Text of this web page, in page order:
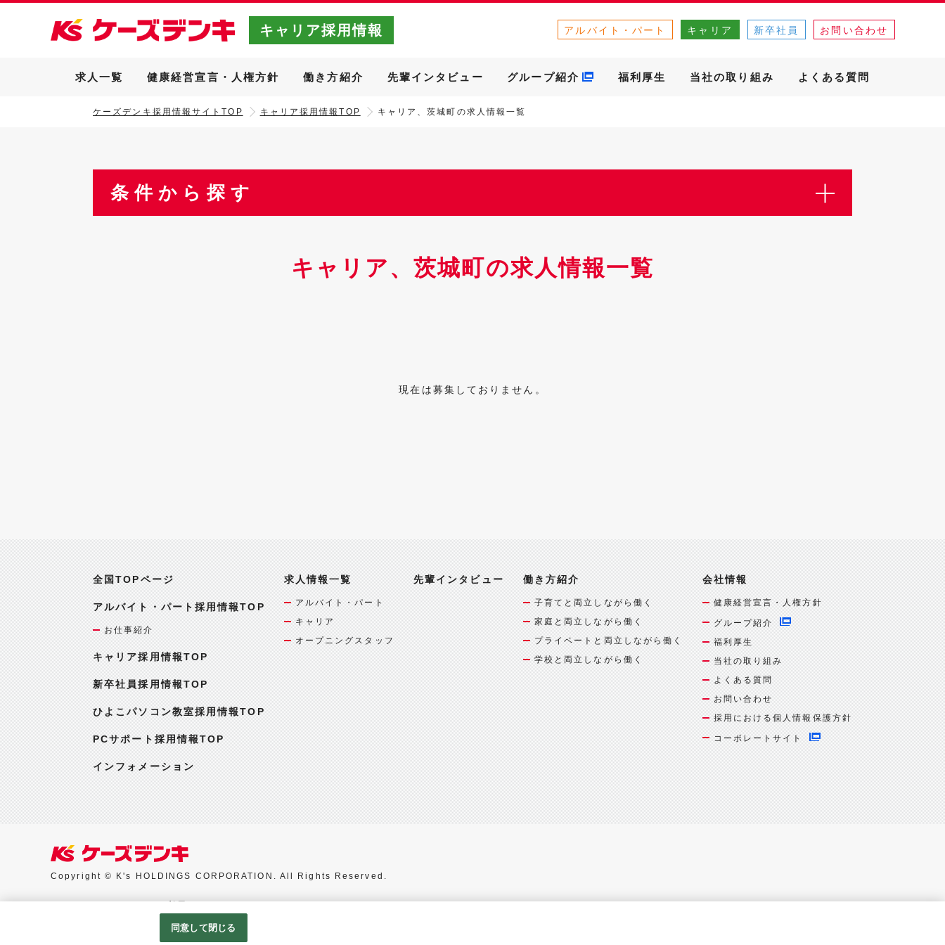
キャリア採用情報 アルバイト・パート キャリア 新卒社員 お問い合わせ
求人一覧 健康経営宣言・人権方針 働き方紹介 先輩インタビュー グループ紹介 福利厚生 当社の取り組み よくある質問
ケーズデンキ採用情報サイトTOP キャリア採用情報TOP キャリア、茨城町の求人情報一覧
条件から探す
キャリア、茨城町の求人情報一覧
現在は募集しておりません。
全国TOPページ
アルバイト・パート採用情報TOP
お仕事紹介
キャリア採用情報TOP
新卒社員採用情報TOP
ひよこパソコン教室採用情報TOP
PCサポート採用情報TOP
インフォメーション
求人情報一覧
アルバイト・パート
キャリア
オープニングスタッフ
先輩インタビュー 働き方紹介
子育てと両立しながら働く
家庭と両立しながら働く
プライベートと両立しながら働く
学校と両立しながら働く
会社情報
健康経営宣言・人権方針
グループ紹介
福利厚生
当社の取り組み
よくある質問
お問い合わせ
採用における個人情報保護方針
コーポレートサイト
Copyright © K's HOLDINGS CORPORATION. All Rights Reserved.
Googleアナリティクスの利用について
同意して閉じる